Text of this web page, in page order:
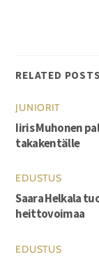
RELATED POSTS
JUNIORIT
Iiris Muhonen
takakentälle
EDUSTUS
Saara Helkala
heittovoimaa
EDUSTUS